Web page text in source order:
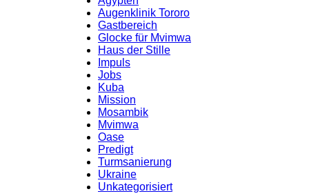
Augenklinik Tororo
Gastbereich
Glocke für Mvimwa
Haus der Stille
Impuls
Jobs
Kuba
Mission
Mosambik
Mvimwa
Oase
Predigt
Turmsanierung
Ukraine
Unkategorisiert